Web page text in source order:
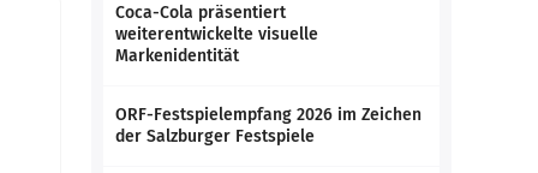
Coca-Cola präsentiert
weiterentwickelte visuelle
Markenidentität
ORF-Festspielempfang 2026 im Zeichen
der Salzburger Festspiele